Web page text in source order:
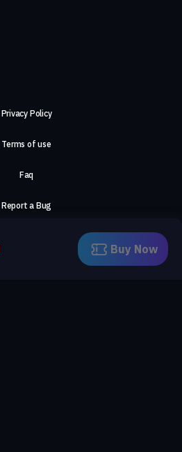
Buy Now
Privacy Policy
Terms of use
Faq
Report a Bug